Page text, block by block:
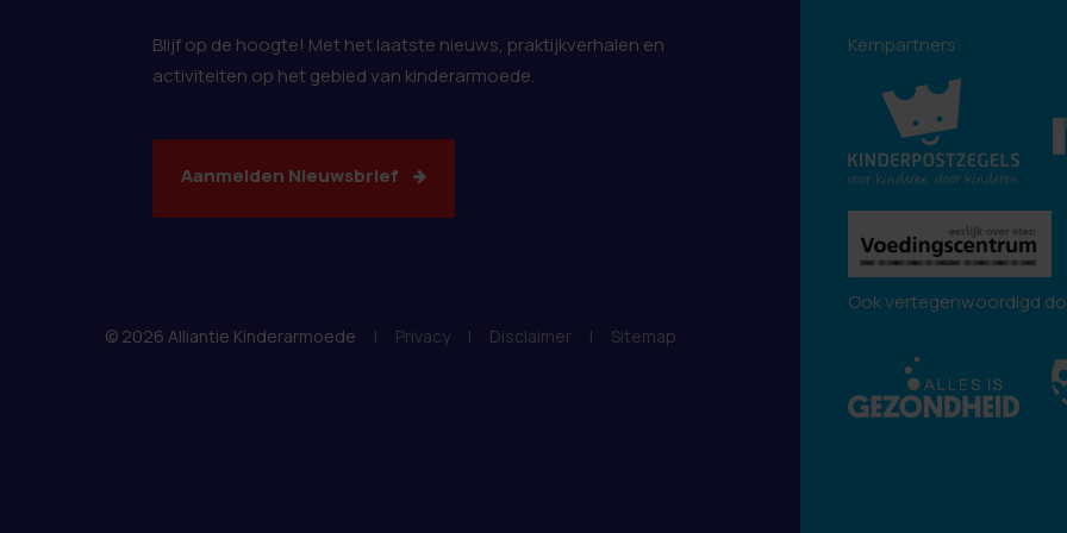
Blijf op de hoogte! Met het laatste nieuws, praktijkverhalen en
activiteiten op het gebied van kinderarmoede.
Aanmelden Nieuwsbrief
© 2026 Alliantie Kinderarmoede | Privacy | Disclaimer | Sitemap
Kernpartners:
Ook vertegenwoordigd